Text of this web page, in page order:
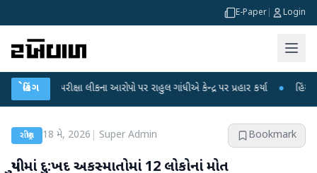
E-Paper Login
બ્રેકિંગ
NET પરીક્ષા લીકના આરોપો પર રાહુલ ગાંધીએ કેન્દ્ર પર પ્રહાર કર્યા ● હિંમતનગરમાં
રાષ્ટ્રીય 18 મે, 2026 Super Admin Bookmark
યુપીમાં દુ:ખદ અકસ્માતોમાં 12 લોકોનાં મોત